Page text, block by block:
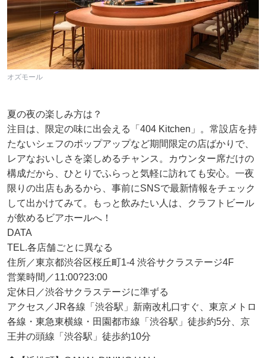
オズモール
夏の夜の楽しみ方は？
注目は、限定の味に出会える「404 Kitchen」。常設店を持
たないシェフのポップアップなど期間限定の店ばかりで、
レアなおいしさを楽しめるチャンス。カウンター席だけの
構成だから、ひとりでふらっと気軽に訪れても安心。一夜
限りの出店もあるから、事前にSNSで最新情報をチェック
して出かけてみて。もっと飲みたい人は、クラフトビール
が飲めるビアホールへ！
DATA
TEL.各店舗ごとに異なる
住所／東京都渋谷区桜丘町1-4 渋谷サクラステージ4F
営業時間／11:00?23:00
定休日／渋谷サクラステージに準ずる
アクセス／JR各線「渋谷駅」新南改札口すぐ、東京メトロ
各線・東急東横線・田園都市線「渋谷駅」徒歩約5分、京
王井の頭線「渋谷駅」徒歩約10分